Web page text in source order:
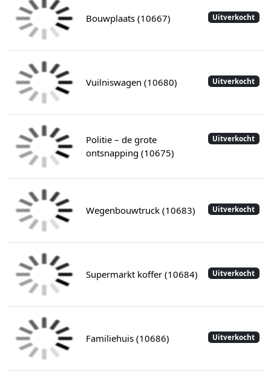
Uitverkocht
Bouwplaats (10667)
Uitverkocht
Vuilniswagen (10680)
Uitverkocht
Politie – de grote
ontsnapping (10675)
Uitverkocht
Wegenbouwtruck (10683)
Uitverkocht
Supermarkt koffer (10684)
Uitverkocht
Familiehuis (10686)